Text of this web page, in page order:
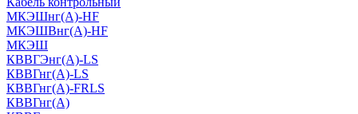
МКЭШнг(A)-HF
МКЭШВнг(А)-HF
МКЭШ
КВВГЭнг(А)-LS
КВВГнг(А)-LS
КВВГнг(А)-FRLS
КВВГнг(А)